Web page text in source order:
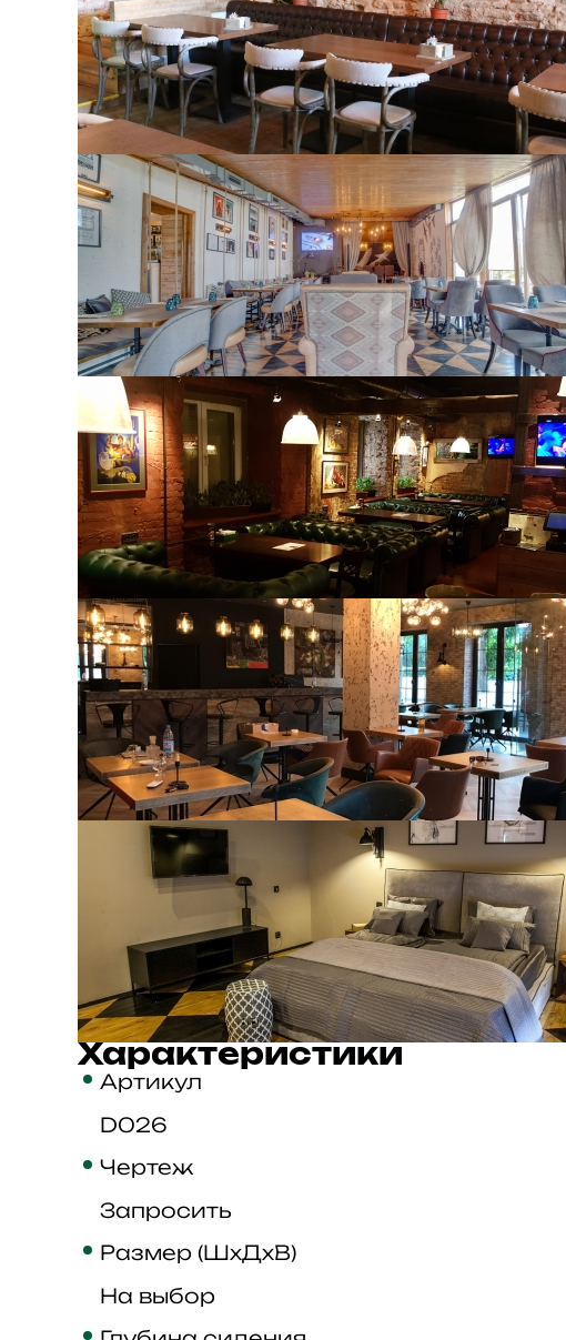
Характеристики
Артикул
D026
Чертеж
Запросить
Размер (ШхДхВ)
На выбор